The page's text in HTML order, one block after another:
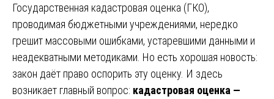
Государственная кадастровая оценка (ГКО),
проводимая бюджетными учреждениями, нередко
грешит массовыми ошибками, устаревшими данными и
неадекватными методиками. Но есть хорошая новость:
закон даёт право оспорить эту оценку. И здесь
возникает главный вопрос: кадастровая оценка —